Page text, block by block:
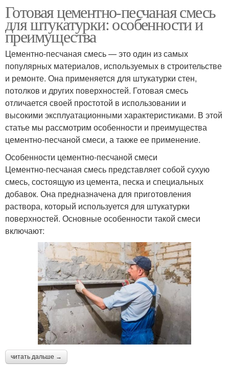
Готовая цементно-песчаная смесь
для штукатурки: особенности и
преимущества
Цементно-песчаная смесь — это один из самых
популярных материалов, используемых в строительстве
и ремонте. Она применяется для штукатурки стен,
потолков и других поверхностей. Готовая смесь
отличается своей простотой в использовании и
высокими эксплуатационными характеристиками. В этой
статье мы рассмотрим особенности и преимущества
цементно-песчаной смеси, а также ее применение.
Особенности цементно-песчаной смеси
Цементно-песчаная смесь представляет собой сухую
смесь, состоящую из цемента, песка и специальных
добавок. Она предназначена для приготовления
раствора, который используется для штукатурки
поверхностей. Основные особенности такой смеси
включают:
читать дальше →